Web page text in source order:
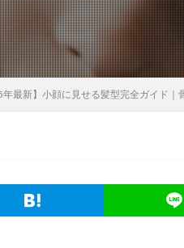
年最新】小顔に見せる髪型完全ガイド